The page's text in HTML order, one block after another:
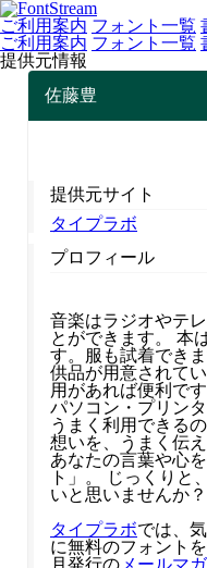
ご利用案内 フォント一覧
ご利用案内 フォント一覧
提供元情報
佐藤豊
提供元サイト
タイプラボ
プロフィール
音楽はラジオやテ
とができます。 本
す。服も試着でき
供品が用意されて
用があれば便利で
パソコン・プリン
うまく利用できる
想いを、うまく伝
あなたの言葉や心
ト」。 じっくりと
いと思いませんか？
タイプラボでは、
に無料のフォント
月発行の メールマ